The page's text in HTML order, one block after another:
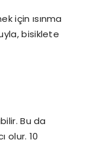
için ısınma
bisiklete
Bu da
olur. 10